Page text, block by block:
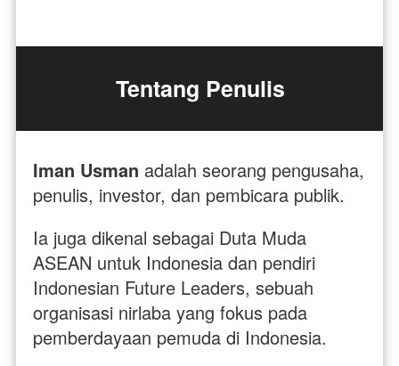
Tentang Penulis
Iman Usman adalah seorang pengusaha,
penulis, investor, dan pembicara publik.
Ia juga dikenal sebagai Duta Muda
ASEAN untuk Indonesia dan pendiri
Indonesian Future Leaders, sebuah
organisasi nirlaba yang fokus pada
pemberdayaan pemuda di Indonesia.